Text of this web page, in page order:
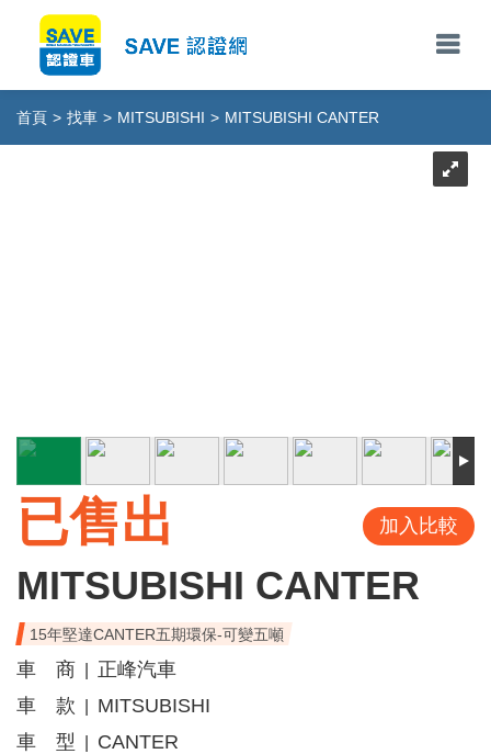
首頁 > 找車 > MITSUBISHI > MITSUBISHI CANTER
已售出 加入比較
MITSUBISHI CANTER
15年堅達CANTER五期環保-可變五噸
車 商
正峰汽車
車 款
MITSUBISHI
車 型
CANTER